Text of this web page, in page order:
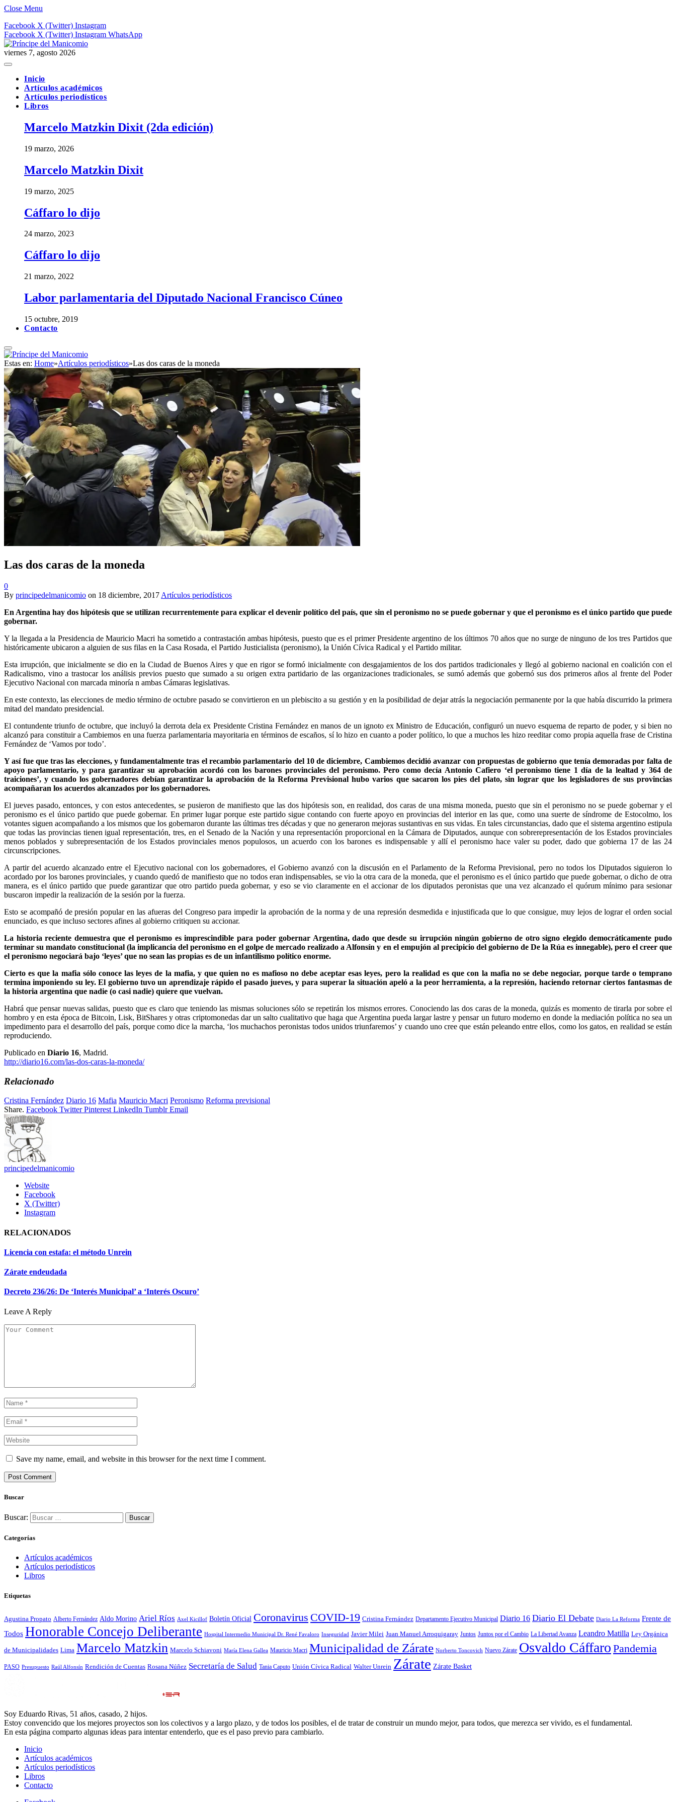
Close Menu
Facebook X (Twitter) Instagram
Facebook X (Twitter) Instagram WhatsApp
viernes 7, agosto 2026
Inicio
Artículos académicos
Artículos periodísticos
Libros
Marcelo Matzkin Dixit (2da edición)
19 marzo, 2026
Marcelo Matzkin Dixit
19 marzo, 2025
Cáffaro lo dijo
24 marzo, 2023
Cáffaro lo dijo
21 marzo, 2022
Labor parlamentaria del Diputado Nacional Francisco Cúneo
15 octubre, 2019
Contacto
Estas en: Home»Artículos periodísticos»Las dos caras de la moneda
Las dos caras de la moneda
0
By principedelmanicomio on 18 diciembre, 2017 Artículos periodísticos
En Argentina hay dos hipótesis que se utilizan recurrentemente para explicar el devenir político del país, que sin el peronismo no se puede gobernar y que el peronismo es el único partido que puede
gobernar.
Y la llegada a la Presidencia de Mauricio Macri ha sometido a contrastación ambas hipótesis, puesto que es el primer Presidente argentino de los últimos 70 años que no surge de ninguno de los tres Partidos que
históricamente ubicaron a alguien de sus filas en la Casa Rosada, el Partido Justicialista (peronismo), la Unión Cívica Radical y el Partido militar.
Esta irrupción, que inicialmente se dio en la Ciudad de Buenos Aires y que en rigor se formó inicialmente con desgajamientos de los dos partidos tradicionales y llegó al gobierno nacional en coalición con el
Radicalismo, vino a trastocar los análisis previos puesto que sumado a su origen extra partidario de las organizaciones tradicionales, se sumó además que gobernó sus dos primeros años al frente del Poder
Ejecutivo Nacional con marcada minoría n ambas Cámaras legislativas.
En este contexto, las elecciones de medio término de octubre pasado se convirtieron en un plebiscito a su gestión y en la posibilidad de dejar atrás la negociación permanente por la que había discurrido la primera
mitad del mandato presidencial.
El contundente triunfo de octubre, que incluyó la derrota dela ex Presidente Cristina Fernández en manos de un ignoto ex Ministro de Educación, configuró un nuevo esquema de reparto de poder, y si bien no
alcanzó para constituir a Cambiemos en una fuerza parlamentaria mayoritaria en términos de escaños, sí lo hizo en cuanto a poder político, lo que a muchos les hizo reeditar como propia aquella frase de Cristina
Fernández de ‘Vamos por todo’.
Y así fue que tras las elecciones, y fundamentalmente tras el recambio parlamentario del 10 de diciembre, Cambiemos decidió avanzar con propuestas de gobierno que tenía demoradas por falta de
apoyo parlamentario, y para garantizar su aprobación acordó con los barones provinciales del peronismo. Pero como decía Antonio Cafiero ‘el peronismo tiene 1 día de la lealtad y 364 de
traiciones’, y cuando los gobernadores debían garantizar la aprobación de la Reforma Previsional hubo varios que sacaron los pies del plato, sin lograr que los legisladores de sus provincias
acompañaran los acuerdos alcanzados por los gobernadores.
El jueves pasado, entonces, y con estos antecedentes, se pusieron de manifiesto que las dos hipótesis son, en realidad, dos caras de una misma moneda, puesto que sin el peronismo no se puede gobernar y el
peronismo es el único partido que puede gobernar. En primer lugar porque este partido sigue contando con fuerte apoyo en provincias del interior en las que, como una suerte de síndrome de Estocolmo, los
votantes siguen acompañando a los mismos que los gobernaron durante las últimas tres décadas y que no generaron mejoras sustantivas en sus vidas. En tales circunstancias, dado que el sistema argentino estipula
que todas las provincias tienen igual representación, tres, en el Senado de la Nación y una representación proporcional en la Cámara de Diputados, aunque con sobrerepresentación de los Estados provinciales
menos poblados y subrepresentación de los Estados provinciales menos populosos, un acuerdo con los barones es indispensable y allí el peronismo hace valer su poder, dado que gobierna 17 de las 24
circunscripciones.
A partir del acuerdo alcanzado entre el Ejecutivo nacional con los gobernadores, el Gobierno avanzó con la discusión en el Parlamento de la Reforma Previsional, pero no todos los Diputados siguieron lo
acordado por los barones provinciales, y cuando quedó de manifiesto que no todos eran indispensables, se vio la otra cara de la moneda, que el peronismo es el único partido que puede gobernar, o dicho de otra
manera, es el único partido que puede garantizar que otro partido pueda gobernar, y eso se vio claramente en el accionar de los diputados peronistas que una vez alcanzado el quórum mínimo para sesionar
buscaron impedir la realización de la sesión por la fuerza.
Esto se acompañó de presión popular en las afueras del Congreso para impedir la aprobación de la norma y de una represión desmedida e injustificada que lo que consigue, muy lejos de lograr el orden social
enunciado, es que incluso sectores afines al gobierno critiquen su accionar.
La historia reciente demuestra que el peronismo es imprescindible para poder gobernar Argentina, dado que desde su irrupción ningún gobierno de otro signo elegido democráticamente pudo
terminar su mandato constitucional (la implicancia del peronismo en el golpe de mercado realizado a Alfonsín y en el empujón al precipicio del gobierno de De la Rúa es innegable), pero el creer que
el peronismo negociará bajo ‘leyes’ que no sean las propias es de un infantilismo político enorme.
Cierto es que la mafia sólo conoce las leyes de la mafia, y que quien no es mafioso no debe aceptar esas leyes, pero la realidad es que con la mafia no se debe negociar, porque tarde o temprano
termina imponiendo su ley. El gobierno tuvo un aprendizaje rápido el pasado jueves, y para superar la situación apeló a la peor herramienta, a la represión, haciendo retornar ciertos fantasmas de
la historia argentina que nadie (o casi nadie) quiere que vuelvan.
Habrá que pensar nuevas salidas, puesto que es claro que teniendo las mismas soluciones sólo se repetirán los mismos errores. Conociendo las dos caras de la moneda, quizás es momento de tirarla por sobre el
hombro y en esta época de Bitcoin, Lisk, BitShares y otras criptomonedas dar un salto cualitativo que haga que Argentina pueda largar lastre y pensar un futuro moderno en donde la mediación política no sea un
impedimento para el desarrollo del país, porque como dice la marcha, ‘los muchachos peronistas todos unidos triunfaremos’ y cuando uno cree que están peleando entre ellos, como los gatos, en realidad se están
reproduciendo.
Publicado en Diario 16, Madrid.
http://diario16.com/las-dos-caras-la-moneda/
Relacionado
Cristina Fernández Diario 16 Mafia Mauricio Macri Peronismo Reforma previsional
Share. Facebook Twitter Pinterest LinkedIn Tumblr Email
principedelmanicomio
Website
Facebook
X (Twitter)
Instagram
RELACIONADOS
Licencia con estafa: el método Unrein
Zárate endeudada
Decreto 236/26: De ‘Interés Municipal’ a ‘Interés Oscuro’
Leave A Reply
Save my name, email, and website in this browser for the next time I comment.
Buscar
Buscar:
Categorías
Artículos académicos
Artículos periodísticos
Libros
Etiquetas
Agustina Propato Alberto Fernández Aldo Morino Ariel Ríos Axel Kicillof Boletín Oficial Coronavirus COVID-19 Cristina Fernández Departamento Ejecutivo Municipal Diario 16 Diario El Debate Diario La Reforma Frente de
Todos Honorable Concejo Deliberante Hospital Intermedio Municipal Dr. René Favaloro Inseguridad Javier Milei Juan Manuel Arroquigaray Juntos Juntos por el Cambio La Libertad Avanza Leandro Matilla Ley Orgánica
de Municipalidades Lima Marcelo Matzkin Marcelo Schiavoni María Elena Gallea Mauricio Macri Municipalidad de Zárate Norberto Toncovich Nuevo Zárate Osvaldo Cáffaro Pandemia
PASO Presupuesto Raúl Alfonsín Rendición de Cuentas Rosana Núñez Secretaría de Salud Tania Caputo Unión Cívica Radical Walter Unrein Zárate Zárate Basket
Soy Eduardo Rivas, 51 años, casado, 2 hijos.
Estoy convencido que los mejores proyectos son los colectivos y a largo plazo, y de todos los posibles, el de tratar de construir un mundo mejor, para todos, que merezca ser vivido, es el fundamental.
En esta página comparto algunas ideas para intentar entenderlo, que es el paso previo para cambiarlo.
Inicio
Artículos académicos
Artículos periodísticos
Libros
Contacto